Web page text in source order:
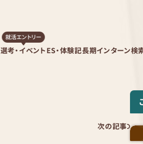
選考・イベント
就活エントリー
ES・体験記長期インターン検
次の記事